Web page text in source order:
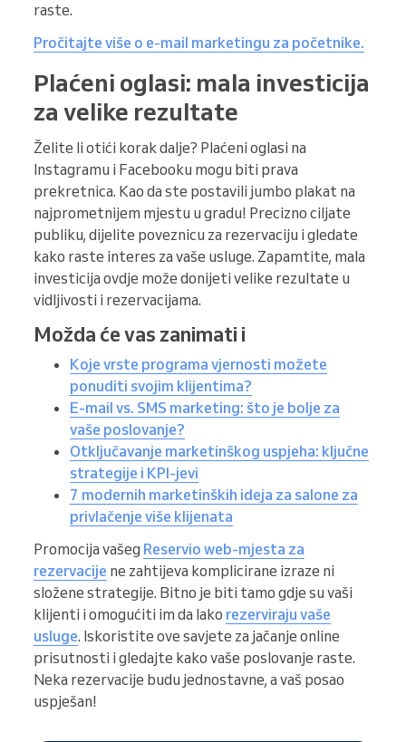
raste.
Pročitajte više o e-mail marketingu za početnike.
Plaćeni oglasi: mala investicija
za velike rezultate
Želite li otići korak dalje? Plaćeni oglasi na
Instagramu i Facebooku mogu biti prava
prekretnica. Kao da ste postavili jumbo plakat na
najprometnijem mjestu u gradu! Precizno ciljate
publiku, dijelite poveznicu za rezervaciju i gledate
kako raste interes za vaše usluge. Zapamtite, mala
investicija ovdje može donijeti velike rezultate u
vidljivosti i rezervacijama.
Možda će vas zanimati i
Koje vrste programa vjernosti možete
ponuditi svojim klijentima?
E-mail vs. SMS marketing: što je bolje za
vaše poslovanje?
Otključavanje marketinškog uspjeha: ključne
strategije i KPI-jevi
7 modernih marketinških ideja za salone za
privlačenje više klijenata
Promocija vašeg Reservio web-mjesta za
rezervacije ne zahtijeva komplicirane izraze ni
složene strategije. Bitno je biti tamo gdje su vaši
klijenti i omogućiti im da lako rezerviraju vaše
usluge. Iskoristite ove savjete za jačanje online
prisutnosti i gledajte kako vaše poslovanje raste.
Neka rezervacije budu jednostavne, a vaš posao
uspješan!